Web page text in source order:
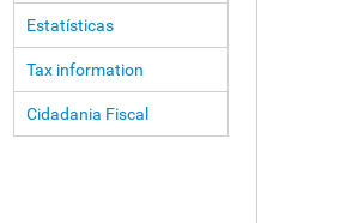
Estatísticas
Tax information
Cidadania Fiscal